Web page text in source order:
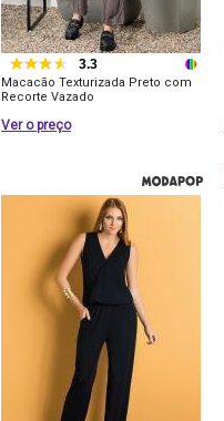
3.3
Macacão Texturizada Preto com
Recorte Vazado
Ver o preço